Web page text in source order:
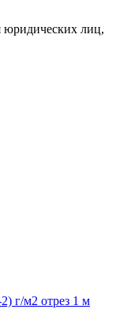
юридических лиц,
г/м2 отрез 1 м